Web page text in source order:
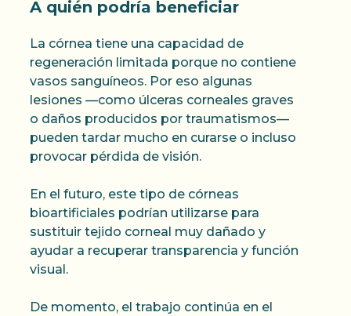
A quién podría beneficiar
La córnea tiene una capacidad de
regeneración limitada porque no contiene
vasos sanguíneos. Por eso algunas
lesiones —como úlceras corneales graves
o daños producidos por traumatismos—
pueden tardar mucho en curarse o incluso
provocar pérdida de visión.
En el futuro, este tipo de córneas
bioartificiales podrían utilizarse para
sustituir tejido corneal muy dañado y
ayudar a recuperar transparencia y función
visual.
De momento, el trabajo continúa en el